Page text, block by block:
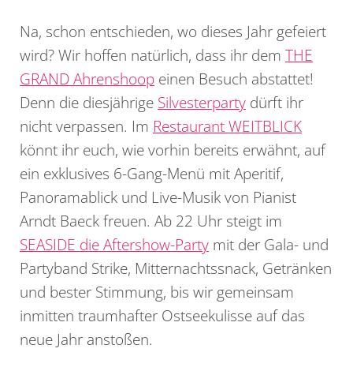
Na, schon entschieden, wo dieses Jahr gefeiert
wird? Wir hoffen natürlich, dass ihr dem THE
GRAND Ahrenshoop einen Besuch abstattet!
Denn die diesjährige Silvesterparty dürft ihr
nicht verpassen. Im Restaurant WEITBLICK
könnt ihr euch, wie vorhin bereits erwähnt, auf
ein exklusives 6-Gang-Menü mit Aperitif,
Panoramablick und Live-Musik von Pianist
Arndt Baeck freuen. Ab 22 Uhr steigt im
SEASIDE die Aftershow-Party mit der Gala- und
Partyband Strike, Mitternachtssnack, Getränken
und bester Stimmung, bis wir gemeinsam
inmitten traumhafter Ostseekulisse auf das
neue Jahr anstoßen.